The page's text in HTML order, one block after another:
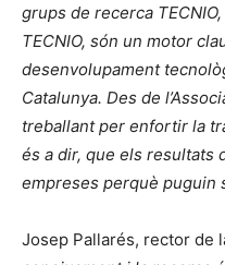
grups de recerca
TECNIO, són un motor
desenvolupament
Catalunya. Des de
treballant per enfortir la
és a dir, que els resultats
empreses perquè puguin
Josep Pallarés, rector de